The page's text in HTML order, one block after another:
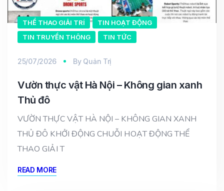
THỂ THAO GIẢI TRÍ
TIN HOẠT ĐỘNG
TIN TRUYỀN THÔNG
TIN TỨC
25/07/2026 By Quản Trị
Vườn thực vật Hà Nội – Không gian xanh
Thủ đô
VƯỜN THỰC VẬT HÀ NỘI – KHÔNG GIAN XANH
THỦ ĐÔ KHỞI ĐỘNG CHUỖI HOẠT ĐỘNG THỂ
THAO GIẢI T
READ MORE